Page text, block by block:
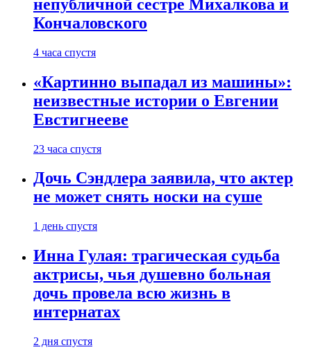
непубличной сестре Михалкова и
Кончаловского
4 часа спустя
«Картинно выпадал из машины»:
неизвестные истории о Евгении
Евстигнееве
23 часа спустя
Дочь Сэндлера заявила, что актер
не может снять носки на суше
1 день спустя
Инна Гулая: трагическая судьба
актрисы, чья душевно больная
дочь провела всю жизнь в
интернатах
2 дня спустя